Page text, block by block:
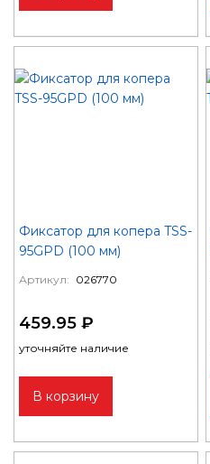
Фиксатор для копера TSS-
95GPD (100 мм)
Артикул: 026770
459.95 ₽
уточняйте наличие
В корзину